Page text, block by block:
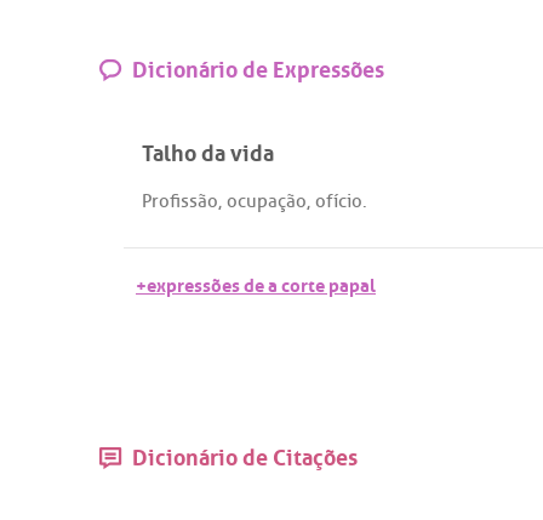
Dicionário de Expressões
Talho da vida
Profissão, ocupação, ofício.
+expressões de a corte papal
Dicionário de Citações